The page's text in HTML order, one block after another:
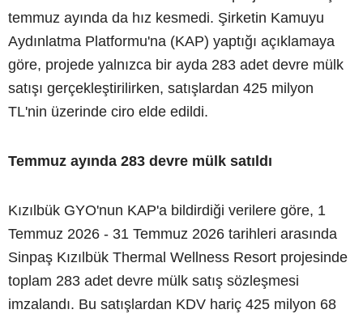
temmuz ayında da hız kesmedi. Şirketin Kamuyu
Aydınlatma Platformu'na (KAP) yaptığı açıklamaya
göre, projede yalnızca bir ayda 283 adet devre mülk
satışı gerçekleştirilirken, satışlardan 425 milyon
TL'nin üzerinde ciro elde edildi.
Temmuz ayında 283 devre mülk satıldı
Kızılbük GYO'nun KAP'a bildirdiği verilere göre, 1
Temmuz 2026 - 31 Temmuz 2026 tarihleri arasında
Sinpaş Kızılbük Thermal Wellness Resort projesinde
toplam 283 adet devre mülk satış sözleşmesi
imzalandı. Bu satışlardan KDV hariç 425 milyon 68